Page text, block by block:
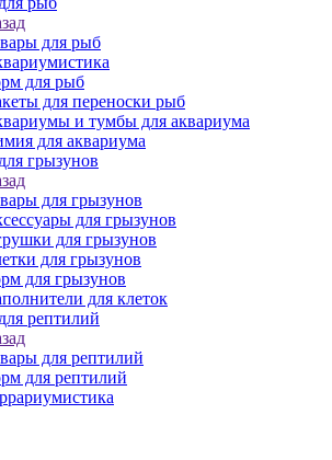
для рыб
для рыб
для переноски рыб
и тумбы для аквариума
для аквариума
грызунов
для грызунов
для грызунов
для грызунов
для грызунов
для грызунов
для клеток
рептилий
для рептилий
для рептилий